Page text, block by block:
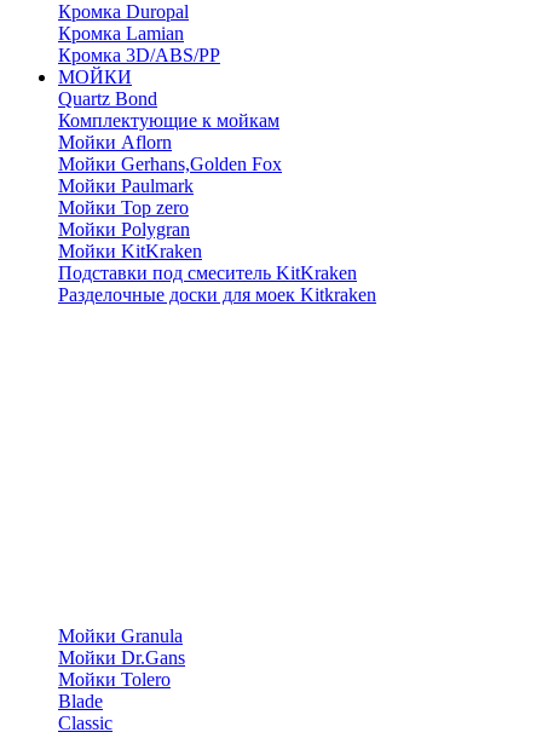
Кромка Duropal
Кромка Lamian
Кромка 3D/ABS/PP
МОЙКИ
Quartz Bond
Комплектующие к мойкам
Мойки Aflorn
Мойки Gerhans,Golden Fox
Мойки Paulmark
Мойки Top zero
Мойки Polygran
Мойки KitKraken
Подставки под смеситель KitKraken
Разделочные доски для моек Kitkraken
Мойки Granula
Мойки Dr.Gans
Мойки Tolero
Blade
Classic